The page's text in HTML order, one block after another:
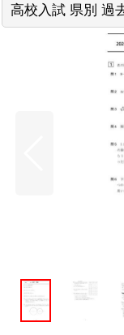
高校入試 県別 過